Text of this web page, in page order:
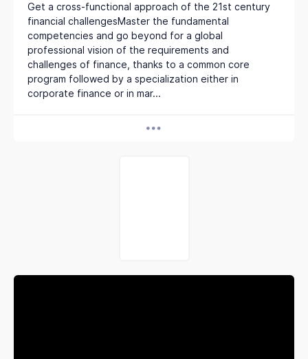
Get a cross-functional approach of the 21st century
financial challengesMaster the fundamental
competencies and go beyond for a global
professional vision of the requirements and
challenges of finance, thanks to a common core
program followed by a specialization either in
corporate finance or in mar...